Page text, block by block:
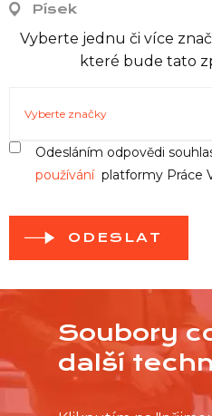
Písek
Vyberte jednu či více
které bude tato
Vyberte značky
Odesláním odpovědi
používáníplatformy Práce
ODESLAT
Soubory
další